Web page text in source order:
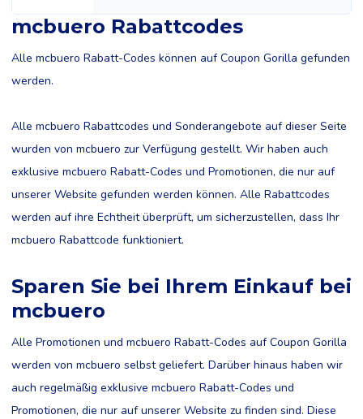
mcbuero Rabattcodes
Alle mcbuero Rabatt-Codes können auf Coupon Gorilla gefunden
werden.
Alle mcbuero Rabattcodes und Sonderangebote auf dieser Seite
wurden von mcbuero zur Verfügung gestellt. Wir haben auch
exklusive mcbuero Rabatt-Codes und Promotionen, die nur auf
unserer Website gefunden werden können. Alle Rabattcodes
werden auf ihre Echtheit überprüft, um sicherzustellen, dass Ihr
mcbuero Rabattcode funktioniert.
Sparen Sie bei Ihrem Einkauf bei
mcbuero
Alle Promotionen und mcbuero Rabatt-Codes auf Coupon Gorilla
werden von mcbuero selbst geliefert. Darüber hinaus haben wir
auch regelmäßig exklusive mcbuero Rabatt-Codes und
Promotionen, die nur auf unserer Website zu finden sind. Diese